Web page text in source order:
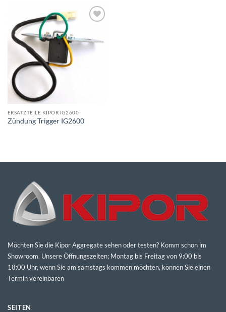
wenslijst
ERSATZTEILE KIPOR IG2600
Zündung Trigger IG2600
Möchten Sie die Kipor Aggregate sehen oder testen? Komm schon im
Showroom. Unsere Öffnungszeiten; Montag bis Freitag von 9:00 bis
18:00 Uhr, wenn Sie am samstags kommen möchten, können Sie einen
Termin vereinbaren
SEITEN